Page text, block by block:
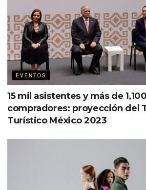
EVENTOS
15 mil asistentes y más de 1,100
compradores: proyección del
Turístico México 2023